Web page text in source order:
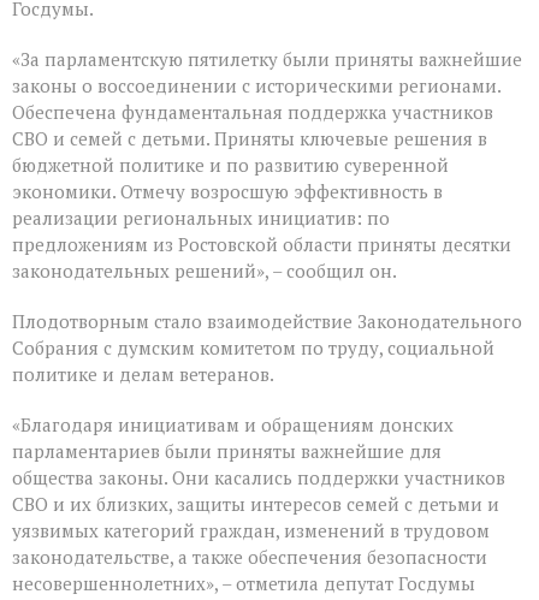
сессии,
ставшее
последним
для
VIII
созыва
Госдумы.
«За парламентскую пятилетку были приняты важнейшие
законы о воссоединении с историческими регионами.
Обеспечена фундаментальная поддержка участников
СВО и семей с детьми. Приняты ключевые решения в
бюджетной политике и по развитию суверенной
экономики. Отмечу возросшую эффективность в
реализации региональных инициатив: по
предложениям из Ростовской области приняты десятки
законодательных решений», – сообщил он.
Плодотворным стало взаимодействие Законодательного
Собрания с думским комитетом по труду, социальной
политике и делам ветеранов.
«Благодаря инициативам и обращениям донских
парламентариев были приняты важнейшие для
общества законы. Они касались поддержки участников
СВО и их близких, защиты интересов семей с детьми и
уязвимых категорий граждан, изменений в трудовом
законодательстве, а также обеспечения безопасности
несовершеннолетних», – отметила депутат Госдумы